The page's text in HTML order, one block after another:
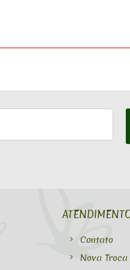
Contato
Nova Troca